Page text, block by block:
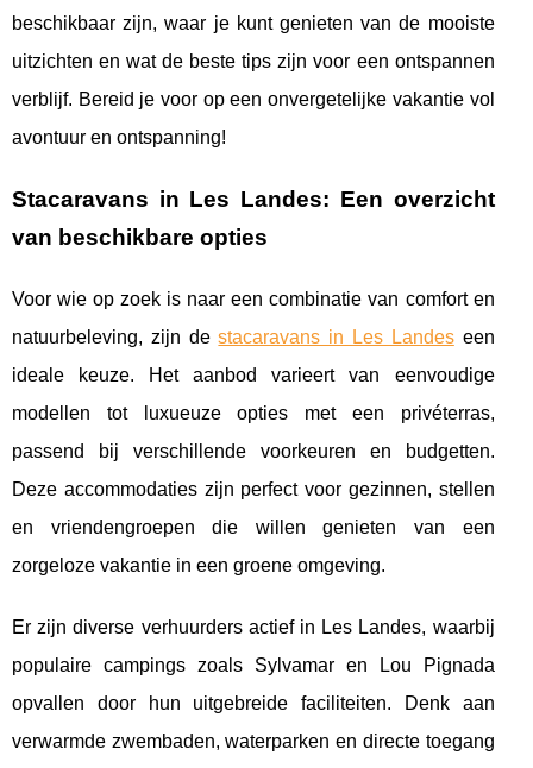
beschikbaar zijn, waar je kunt genieten van de mooiste
uitzichten en wat de beste tips zijn voor een ontspannen
verblijf. Bereid je voor op een onvergetelijke vakantie vol
avontuur en ontspanning!
Stacaravans in Les Landes: Een overzicht
van beschikbare opties
Voor wie op zoek is naar een combinatie van comfort en
natuurbeleving, zijn destacaravans in Les Landeseen
ideale keuze. Het aanbod varieert van eenvoudige
modellen tot luxueuzeopties met een privéterras,
passend bij verschillende voorkeuren en budgetten.
Deze accommodaties zijn perfect voor gezinnen, stellen
en vriendengroepen die willen genieten van een
zorgeloze vakantie in een groene omgeving.
Er zijn diverse verhuurders actief in Les Landes, waarbij
populaire campings zoals Sylvamar en Lou Pignada
opvallen door hun uitgebreide faciliteiten. Denk aan
verwarmde zwembaden, waterparken en directe toegang